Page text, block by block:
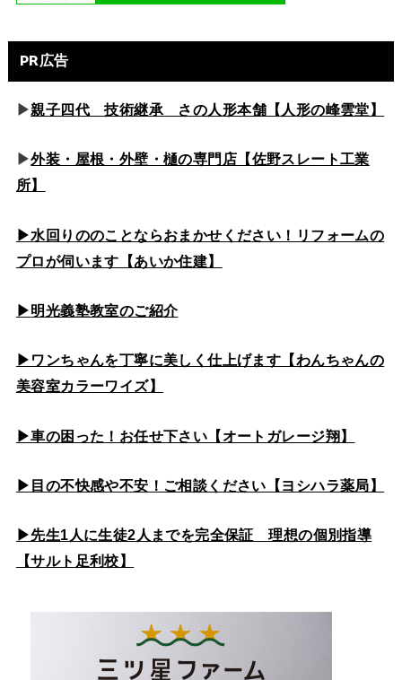
PR広告
▶親子四代 技術継承 さの人形本舗【人形の峰雲堂】
▶外装・屋根・外壁・樋の専門店【佐野スレート工業
所】
▶水回りののことならおまかせください！リフォームの
プロが伺います【あいか住建】
▶明光義塾教室のご紹介
▶ワンちゃんを丁寧に美しく仕上げます【わんちゃんの
美容室カラーワイズ】
▶車の困った！お任せ下さい【オートガレージ翔】
▶目の不快感や不安！ご相談ください【ヨシハラ薬局】
▶先生1人に生徒2人までを完全保証 理想の個別指導
【サルト足利校】